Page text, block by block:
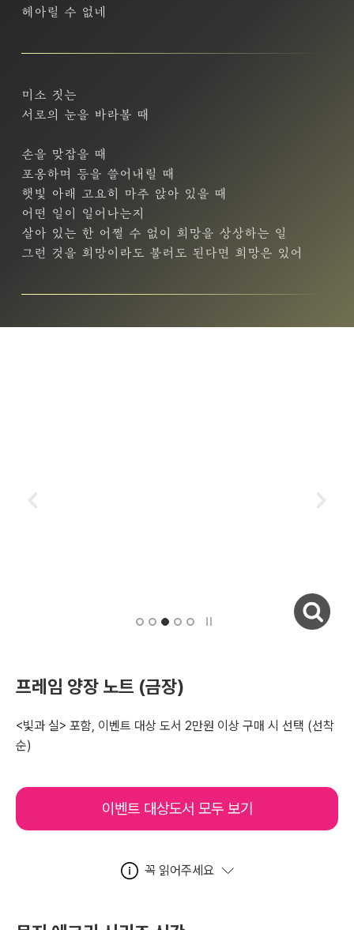
헤아릴 수 없네
미소 짓는
서로의 눈을 바라볼 때
손을 맞잡을 때
포옹하며 등을 쓸어내릴 때
햇빛 아래 고요히 마주 앉아 있을 때
어떤 일이 일어나는지
살아 있는 한 어쩔 수 없이 희망을 상상하는 일
그런 것을 희망이라도 불러도 된다면 희망은 있어
프레임 양장 노트 (금장)
<빛과 실> 포함, 이벤트 대상 도서 2만원 이상 구매 시 선택 (선착
순)
이벤트 대상도서 모두 보기
꼭 읽어주세요